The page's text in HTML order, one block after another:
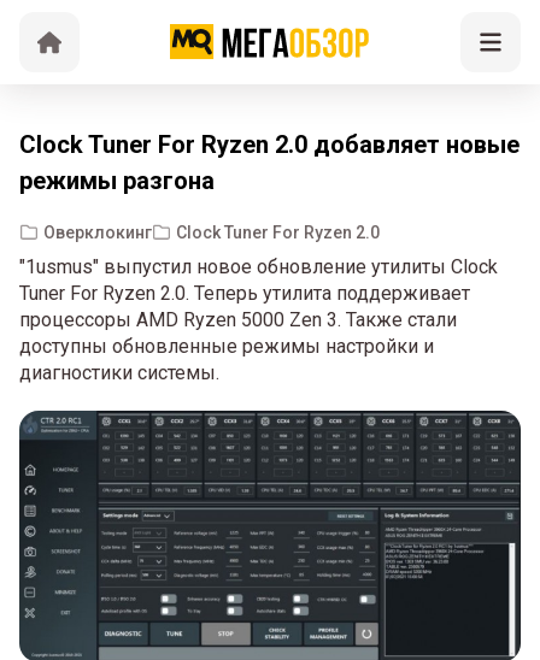
Clock Tuner For Ryzen 2.0 добавляет новые
режимы разгона
Оверклокинг Clock Tuner For Ryzen 2.0
"1usmus" выпустил новое обновление утилиты Clock
Tuner For Ryzen 2.0. Теперь утилита поддерживает
процессоры AMD Ryzen 5000 Zen 3. Также стали
доступны обновленные режимы настройки и
диагностики системы.